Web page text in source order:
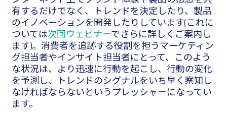
有するだけでなく、トレンドを決定したり、製品
のイノベーションを開発したりしています(これに
ついては次回ウェビナーでさらに詳しくご案内し
ます)。消費者を追跡する役割を担うマーケティン
グ担当者やインサイト担当者にとって、このよう
な状況は、より迅速に行動を起こし、行動の変化
を予測し、トレンドのシグナルをいち早く察知し
なければならないというプレッシャーになってい
ます。